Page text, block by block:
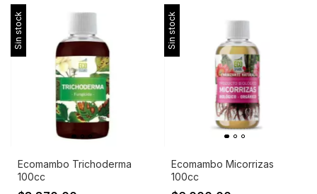
Sin stock
Ecomambo Trichoderma
100cc
Sin stock
Ecomambo Micorrizas
100cc